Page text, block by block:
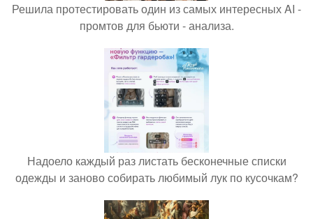
Решила протестировать один из самых интересных AI -
промтов для бьюти - анализа.
Надоело каждый раз листать бесконечные списки
одежды и заново собирать любимый лук по кусочкам?